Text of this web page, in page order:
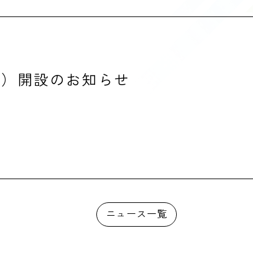
開設のお知らせ
ニュース一覧